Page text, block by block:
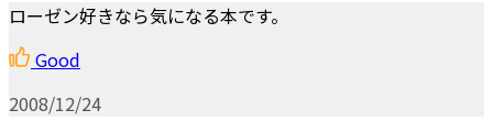
ローゼン好きなら気になる本です。
Good
2008/12/24